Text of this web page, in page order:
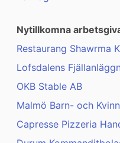
Nytillkomna
Restaurang Shawrma
Lofsdalens
OKB Stable AB
Malmö Barn- och
Capresse Pizzeria